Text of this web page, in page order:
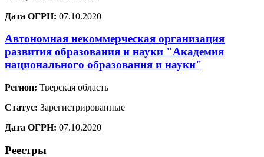
Дата ОГРН: 07.10.2020
Автономная некоммерческая организация
развития образования и науки "Академия
национального образования и науки"
Регион: Тверская область
Статус: Зарегистрированные
Дата ОГРН: 07.10.2020
Реестры